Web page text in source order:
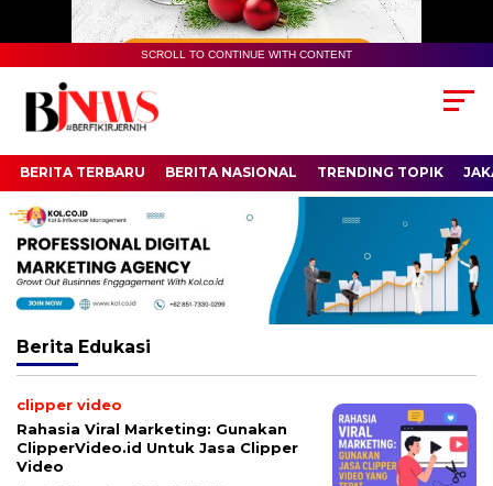
SCROLL TO CONTINUE WITH CONTENT
BERITA TERBARU BERITA NASIONAL TRENDING TOPIK
Berita Edukasi
clipper video
Rahasia Viral Marketing: Gunakan
ClipperVideo.id Untuk Jasa Clipper
Video